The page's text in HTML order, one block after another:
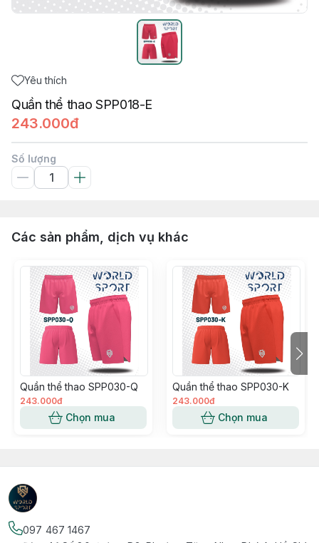
Yêu thích
Quần thể thao SPP018-E
243.000đ
Số lượng
Các sản phẩm, dịch vụ khác
Quần thể thao SPP030-Q
243.000đ
Chọn mua
Quần thể thao SPP030-K
243.000đ
Chọn mua
097 467 1467